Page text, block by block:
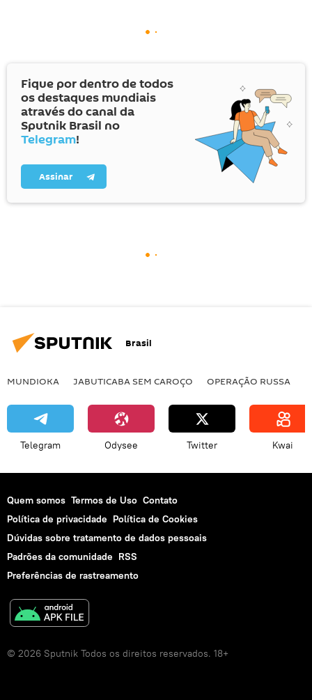
Fique por dentro de todos
os destaques mundiais
através do canal da
Sputnik Brasil no
Telegram!
Assinar
Brasil
MUNDIOKA JABUTICABA SEM CAROÇO OPERAÇÃO RUSSA
Telegram Odysee Twitter Kwai
Quem somos Termos de Uso Contato
Política de privacidade Política de Cookies
Dúvidas sobre tratamento de dados pessoais
Padrões da comunidade RSS
Preferências de rastreamento
© 2026 Sputnik Todos os direitos reservados. 18+